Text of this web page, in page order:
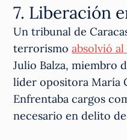
7. Liberación
Un tribunal de
terrorismoabsolvió
Julio Balza, miembro
líder opositora María
Enfrentaba cargos
necesario en delito